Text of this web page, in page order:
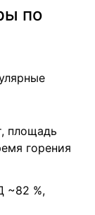
по
площадь
горения
~82 %,